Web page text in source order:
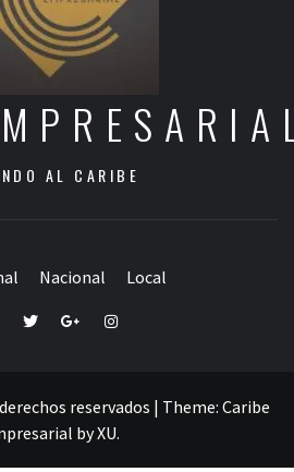
AL CARIBE
Nacional Local
TwitterGoogle+Instagram
reservados | Theme: Caribe
byXU.